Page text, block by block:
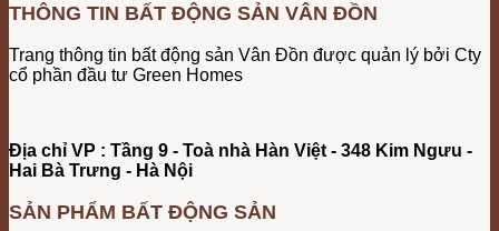
THÔNG TIN BẤT ĐỘNG SẢN VÂN ĐỒN
Trang thông tin bất động sản Vân Đồn được quản lý bởi Cty
cổ phần đầu tư Green Homes
Địa chỉ VP : Tầng 9 - Toà nhà Hàn Việt - 348 Kim Ngưu -
Hai Bà Trưng - Hà Nội
SẢN PHẨM BẤT ĐỘNG SẢN